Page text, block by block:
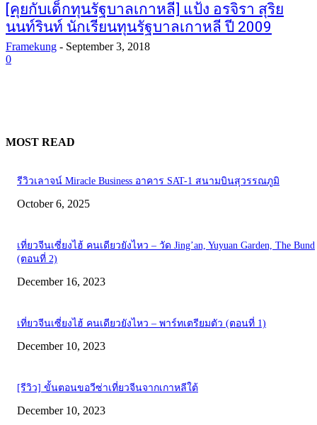
[คุยกับเด็กทุนรัฐบาลเกาหลี] แป้ง อรจิรา สุริย
นนท์รินท์ นักเรียนทุนรัฐบาลเกาหลี ปี 2009
Framekung - September 3, 2018
0
MOST READ
รีวิวเลาจน์ Miracle Business อาคาร SAT-1 สนามบินสุวรรณภูมิ
October 6, 2025
เที่ยวจีนเซี่ยงไฮ้ คนเดียวยังไหว – วัด Jing’an, Yuyuan Garden, The Bund
(ตอนที่ 2)
December 16, 2023
เที่ยวจีนเซี่ยงไฮ้ คนเดียวยังไหว – พาร์ทเตรียมตัว (ตอนที่ 1)
December 10, 2023
[รีวิว] ขั้นตอนขอวีซ่าเที่ยวจีนจากเกาหลีใต้
December 10, 2023